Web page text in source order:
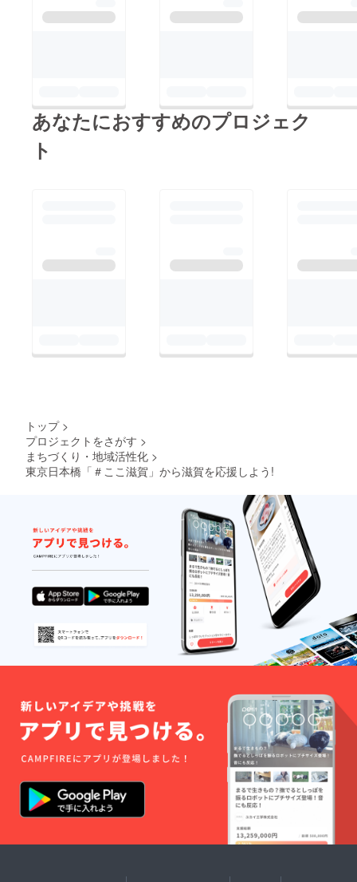
あなたにおすすめのプロジェク
ト
トップ >
プロジェクトをさがす >
まちづくり・地域活性化 >
東京日本橋「＃ここ滋賀」から滋賀を応援しよう!